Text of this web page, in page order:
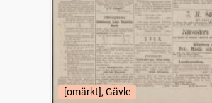
[omärkt], Gävle